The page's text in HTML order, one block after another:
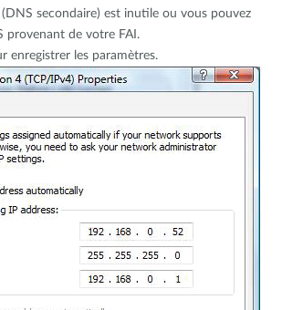
(DNS secondaire) est inutile ou vous pouvez
provenant de votre FAI.
enregistrer les paramètres.